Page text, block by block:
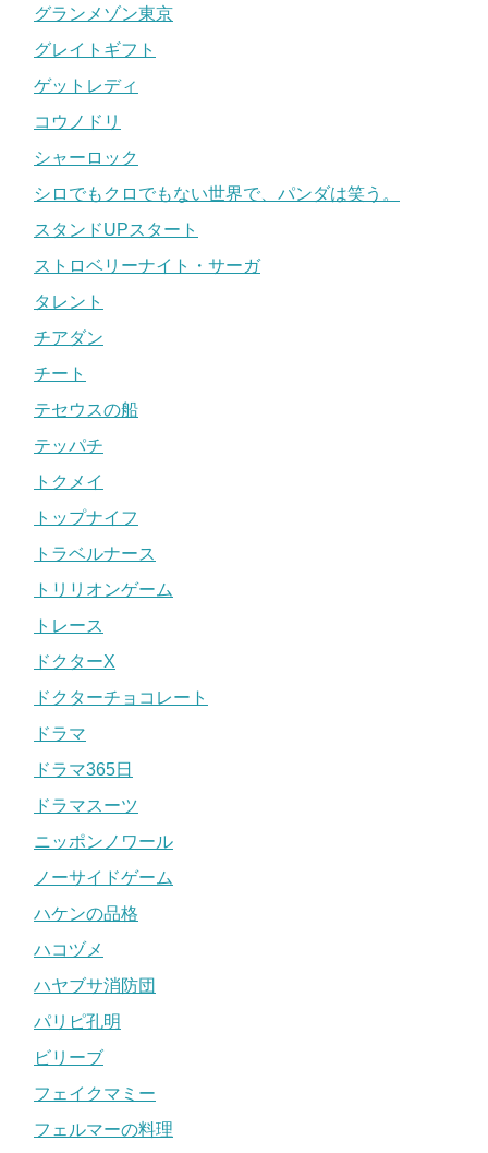
グランメゾン東京
グレイトギフト
ゲットレディ
コウノドリ
シャーロック
シロでもクロでもない世界で、パンダは笑う。
スタンドUPスタート
ストロベリーナイト・サーガ
タレント
チアダン
チート
テセウスの船
テッパチ
トクメイ
トップナイフ
トラベルナース
トリリオンゲーム
トレース
ドクターX
ドクターチョコレート
ドラマ
ドラマ365日
ドラマスーツ
ニッポンノワール
ノーサイドゲーム
ハケンの品格
ハコヅメ
ハヤブサ消防団
パリピ孔明
ビリーブ
フェイクマミー
フェルマーの料理